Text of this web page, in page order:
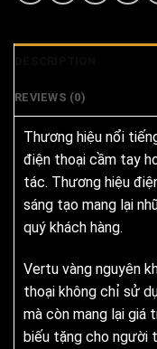
REVIEWS (0)
Thương hiệu nổi
điện thoại cầm tay
tác. Thương hiệu
sáng tạo mang lại
quý khách hàng.
Vertu vàng nguyên
thoại không chỉ sử
mà còn mang lại giá
biếu tặng cho người